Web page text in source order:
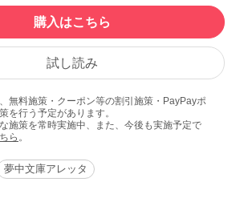
購入はこちら
試し読み
無料施策・クーポン等の割引施策・PayPayポ
を行う予定があります。
施策を常時実施中、また、今後も実施予定で
ら 。
夢中文庫アレッタ